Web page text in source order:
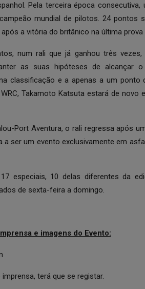
Pela terceira época
mundial de pilotos. 24 pontos
a vitória do britânico na última prova
num rali que já ganhou três
as suas hipóteses de alcançar
classificação e a apenas a um ponto
Takamoto Katsuta estará de novo
Port Aventura, o rali regressa após
a ser um evento exclusivamente em
especiais, 10 delas diferentes da
de sexta-feira a domingo.
e imagens do Evento:
terá que se registar.